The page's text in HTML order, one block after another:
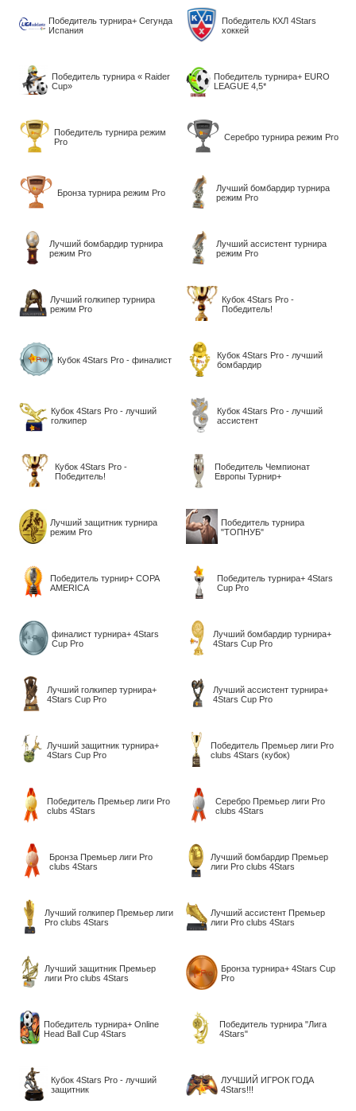
Победитель турнира+ Сегунда
Испания
Победитель КХЛ 4Stars
хоккей
Победитель турнира « Raider
Сup»
Победитель турнира+ EURO
LEAGUE 4,5*
Победитель турнира режим
Pro
Серебро турнира режим Pro
Бронза турнира режим Pro
Лучший бомбардир турнира
режим Pro
Лучший бомбардир турнира
режим Pro
Лучший ассистент турнира
режим Pro
Лучший голкипер турнира
режим Pro
Кубок 4Stars Pro -
Победитель!
Кубок 4Stars Pro - финалист
Кубок 4Stars Pro - лучший
бомбардир
Кубок 4Stars Pro - лучший
голкипер
Кубок 4Stars Pro - лучший
ассистент
Кубок 4Stars Pro -
Победитель!
Победитель Чемпионат
Европы Турнир+
Лучший защитник турнира
режим Pro
Победитель турнира
"ТОПНУБ"
Победитель турнир+ COPA
AMERICA
Победитель турнира+ 4Stars
Cup Pro
финалист турнира+ 4Stars
Cup Pro
Лучший бомбардир турнира+
4Stars Cup Pro
Лучший голкипер турнира+
4Stars Cup Pro
Лучший ассистент турнира+
4Stars Cup Pro
Лучший защитник турнира+
4Stars Cup Pro
Победитель Премьер лиги Pro
clubs 4Stars (кубок)
Победитель Премьер лиги Pro
clubs 4Stars
Серебро Премьер лиги Pro
clubs 4Stars
Бронза Премьер лиги Pro
clubs 4Stars
Лучший бомбардир Премьер
лиги Pro clubs 4Stars
Лучший голкипер Премьер лиги
Pro clubs 4Stars
Лучший ассистент Премьер
лиги Pro clubs 4Stars
Лучший защитник Премьер
лиги Pro clubs 4Stars
Бронза турнира+ 4Stars Cup
Pro
Победитель турнира+ Online
Head Ball Cup 4Stars
Победитель турнира "Лига
4Stars"
Кубок 4Stars Pro - лучший
защитник
ЛУЧШИЙ ИГРОК ГОДА
4Stars!!!